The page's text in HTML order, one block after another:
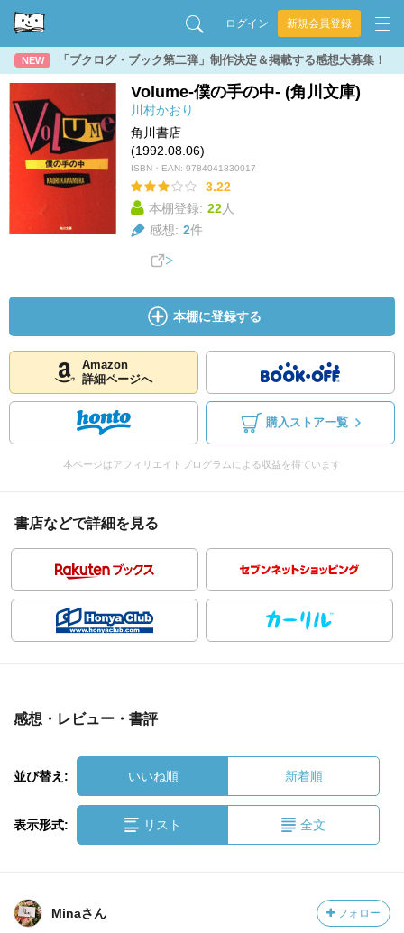
ログイン 新規会員登録
NEW 「ブクログ・ブック第二弾」制作決定＆掲載する感想大募集！
Volume-僕の手の中- (角川文庫)
川村かおり
角川書店
(1992.08.06)
ISBN・EAN: 9784041830017
3.22
本棚登録: 22人
感想: 2件
本棚に登録する
Amazon
詳細ページへ
購入ストア一覧
本ページはアフィリエイトプログラムによる収益を得ています
書店などで詳細を見る
感想・レビュー・書評
並び替え: いいね順 新着順
表示形式: リスト 全文
Minaさん フォロー